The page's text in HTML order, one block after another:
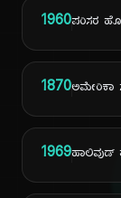
1960ಪರಿಸರ
1870ಅಮೇರಿಕಾ
1969ಹಾಲಿವುಡ್